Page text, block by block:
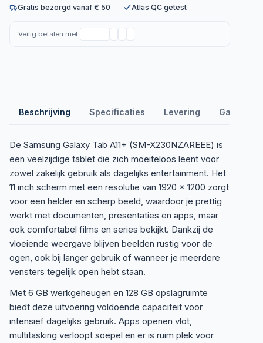
Gratis bezorgd vanaf € 50
Atlas QC getest
Veilig betalen met:
Beschrijving Specificaties Levering Garantie
De Samsung Galaxy Tab A11+ (SM-X230NZAREEE) is
een veelzijdige tablet die zich moeiteloos leent voor
zowel zakelijk gebruik als dagelijks entertainment. Het
11 inch scherm met een resolutie van 1920 x 1200 zorgt
voor een helder en scherp beeld, waardoor je prettig
werkt met documenten, presentaties en apps, maar
ook comfortabel films en series bekijkt. Dankzij de
vloeiende weergave blijven beelden rustig voor de
ogen, ook bij langer gebruik of wanneer je meerdere
vensters tegelijk open hebt staan.
Met 6 GB werkgeheugen en 128 GB opslagruimte
biedt deze uitvoering voldoende capaciteit voor
intensief dagelijks gebruik. Apps openen vlot,
multitasking verloopt soepel en er is ruim plek voor